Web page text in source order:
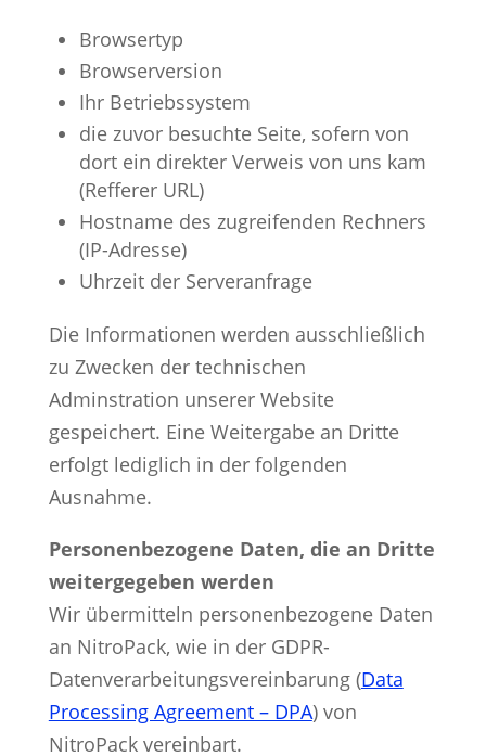
Browsertyp
Browserversion
Ihr Betriebssystem
die zuvor besuchte Seite, sofern von
dort ein direkter Verweis von uns kam
(Refferer URL)
Hostname des zugreifenden Rechners
(IP-Adresse)
Uhrzeit der Serveranfrage
Die Informationen werden ausschließlich
zu Zwecken der technischen
Adminstration unserer Website
gespeichert. Eine Weitergabe an Dritte
erfolgt lediglich in der folgenden
Ausnahme.
Personenbezogene Daten, die an Dritte
weitergegeben werden
Wir übermitteln personenbezogene Daten
an NitroPack, wie in der GDPR-
Datenverarbeitungsvereinbarung (Data
Processing Agreement – DPA) von
NitroPack vereinbart.